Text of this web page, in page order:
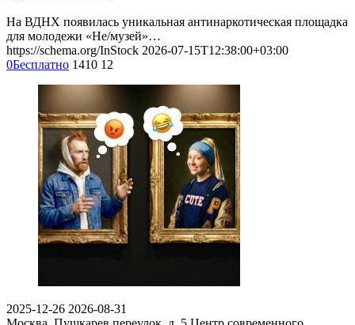
На ВДНХ появилась уникальная антинаркотическая площадка
для молодежи «Не/музей»…
https://schema.org/InStock 2026-07-15T12:38:00+03:00
0Бесплатно 1410 12
2025-12-26 2026-08-31